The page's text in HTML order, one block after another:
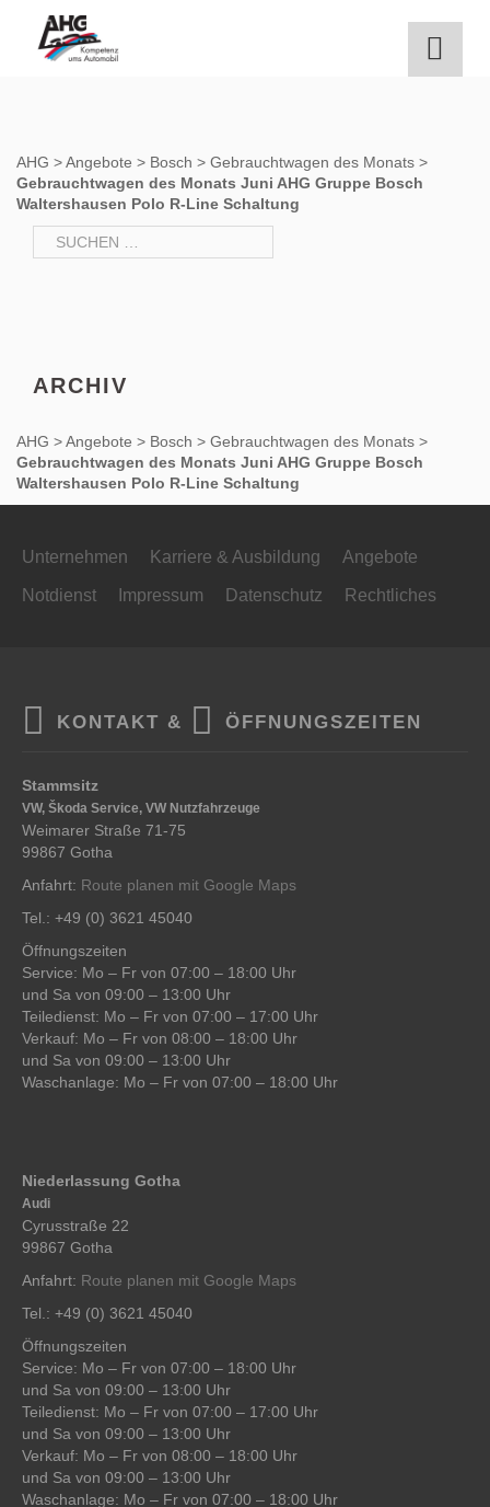
springen
AHG >Angebote > Bosch > Gebrauchtwagen des Monats >
Gebrauchtwagen des Monats Juni AHG Gruppe Bosch
Waltershausen Polo R-Line Schaltung
Suchen
nach:
ARCHIV
AHG >Angebote > Bosch > Gebrauchtwagen des Monats >
Gebrauchtwagen des Monats Juni AHG Gruppe Bosch
Waltershausen Polo R-Line Schaltung
Unternehmen Karriere & Ausbildung Angebote
Notdienst Impressum Datenschutz Rechtliches
KONTAKT & ÖFFNUNGSZEITEN
Stammsitz
VW, Škoda Service, VW Nutzfahrzeuge
Weimarer Straße 71-75
99867 Gotha
Anfahrt: Route planen mit Google Maps
Tel.: +49 (0) 3621 45040
Öffnungszeiten
Service: Mo – Fr von 07:00 – 18:00 Uhr
und Sa von 09:00 – 13:00 Uhr
Teiledienst: Mo – Fr von 07:00 – 17:00 Uhr
Verkauf: Mo – Fr von 08:00 – 18:00 Uhr
und Sa von 09:00 – 13:00 Uhr
Waschanlage: Mo – Fr von 07:00 – 18:00 Uhr
Niederlassung Gotha
Audi
Cyrusstraße 22
99867 Gotha
Anfahrt: Route planen mit Google Maps
Tel.: +49 (0) 3621 45040
Öffnungszeiten
Service: Mo – Fr von 07:00 – 18:00 Uhr
und Sa von 09:00 – 13:00 Uhr
Teiledienst: Mo – Fr von 07:00 – 17:00 Uhr
und Sa von 09:00 – 13:00 Uhr
Verkauf: Mo – Fr von 08:00 – 18:00 Uhr
und Sa von 09:00 – 13:00 Uhr
Waschanlage: Mo – Fr von 07:00 – 18:00 Uhr